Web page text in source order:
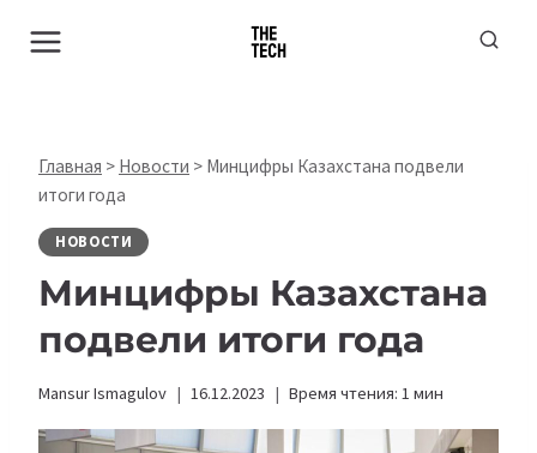
Главная > Новости > Минцифры Казахстана подвели
итоги года
НОВОСТИ
Минцифры Казахстана
подвели итоги года
Mansur Ismagulov 16.12.2023 Время чтения: 1 мин